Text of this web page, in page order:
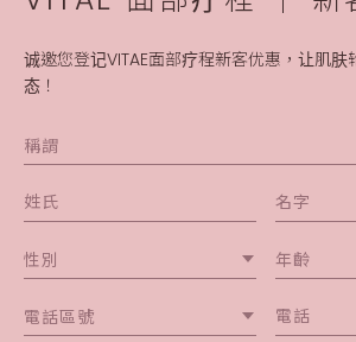
诚邀您登记VITAE面部疗程新客优惠，让肌
态！
稱謂
性別 年齡
電話區號